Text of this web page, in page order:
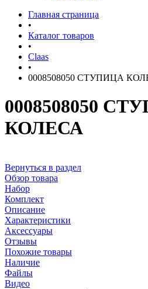
Главная страница
•
Каталог товаров
•
Claas
•
0008508050 СТУПИЦА
0008508050
КОЛЕСА
Вернуться в раздел
Обзор товара
Набор
Комплект
Описание
Характеристики
Аксессуары
Отзывы
Похожие товары
Наличие
Файлы
Видео